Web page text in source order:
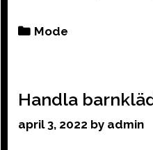
Categories
Mode
Handla
april 3, 2022 by admin